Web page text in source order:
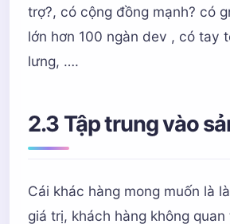
trợ?, có cộng đồng mạnh? có
lớn hơn 100 ngàn dev , có tay
lưng, ….
2.3 Tập trung vào
Cái khác hàng mong muốn là
giá trị, khách hàng không